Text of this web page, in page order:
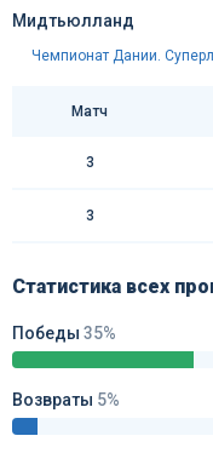
Мидтьюлланд
Чемпионат Дании.
Матч
3
3
Статистика всех
Победы 35%
Возвраты 5%